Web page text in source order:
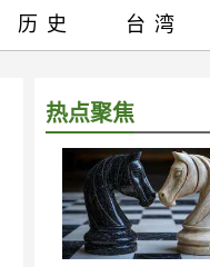
热点聚焦
历史 台湾